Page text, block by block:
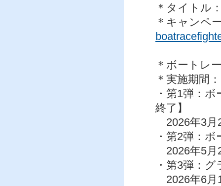
＊タイトル
＊キャンペ
＊ボートレ
＊実施期間
・第1弾：
終了】
2026年3月
・第2弾：
2026年5月
・第3弾：
2026年6月